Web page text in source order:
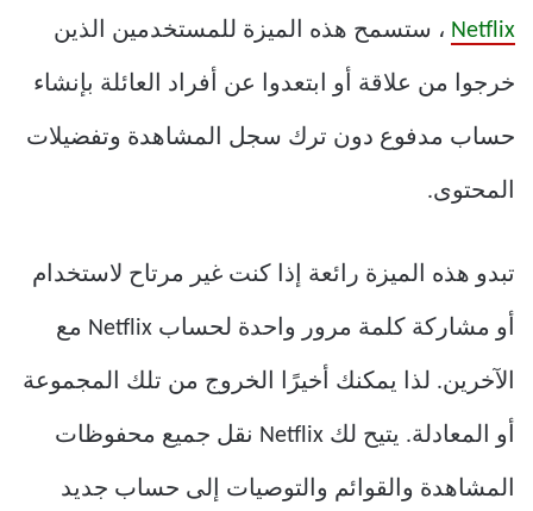
Netflix ، ستسمح هذه الميزة للمستخدمين الذين
خرجوا من علاقة أو ابتعدوا عن أفراد العائلة بإنشاء
حساب مدفوع دون ترك سجل المشاهدة وتفضيلات
المحتوى.
تبدو هذه الميزة رائعة إذا كنت غير مرتاح لاستخدام
أو مشاركة كلمة مرور واحدة لحساب Netflix مع
الآخرين. لذا يمكنك أخيرًا الخروج من تلك المجموعة
أو المعادلة. يتيح لك Netflix نقل جميع محفوظات
المشاهدة والقوائم والتوصيات إلى حساب جديد